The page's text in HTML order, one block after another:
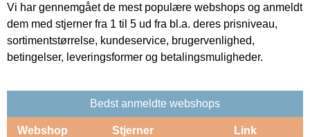
Vi har gennemgået de mest populære webshops og anmeldt
dem med stjerner fra 1 til 5 ud fra bl.a. deres prisniveau,
sortimentstørrelse, kundeservice, brugervenlighed,
betingelser, leveringsformer og betalingsmuligheder.
Bedst anmeldte webshops
Webshop Stjerner Link